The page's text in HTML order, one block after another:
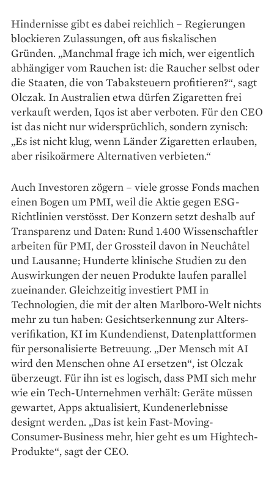
Hindernisse gibt es dabei reichlich – Regierungen
blockieren Zulassungen, oft aus fiskalischen
Gründen. „Manchmal frage ich mich, wer eigentlich
abhängiger vom Rauchen ist: die Raucher selbst oder
die ­Staaten, die von Tabaksteuern profitieren?“, sagt
Olczak. In ­Australien etwa dürfen Zigaretten frei
verkauft werden, Iqos ist aber verboten. Für den CEO
ist das nicht nur widersprüchlich, sondern zynisch:
„Es ist nicht klug, wenn Länder Zigaretten erlauben,
aber risikoärmere Alternativen verbieten.“
Auch Investoren zögern – viele grosse Fonds machen
einen Bogen um PMI, weil die Aktie gegen ESG-
Richtlinien verstösst. Der Konzern setzt deshalb auf
Transparenz und Daten: Rund 1.400 Wissenschaftler
arbeiten für PMI, der Grossteil davon in Neuchâtel
und Lausanne; Hunderte klinische Studien zu den
Auswirkungen der neuen Produkte laufen parallel
zueinander. Gleichzeitig investiert PMI in
Technologien, die mit der alten Marlboro-Welt nichts
mehr zu tun haben: Gesichtserkennung zur Alters­
verifikation, KI im Kunden­dienst, Datenplattformen
für persona­lisierte Betreuung. „Der Mensch mit AI
wird den Menschen ohne AI ersetzen“, ist Olczak
überzeugt. Für ihn ist es logisch, dass PMI sich mehr
wie ein Tech-Unter­nehmen verhält: Geräte müssen
gewartet, Apps aktualisiert, Kundenerlebnisse
designt werden. „Das ist kein Fast-Moving-
Consumer-Business mehr, hier geht es um Hightech-
Produkte“, sagt der CEO.